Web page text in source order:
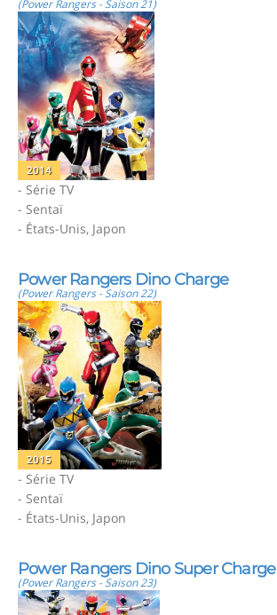
(Power Rangers - Saison 21)
2014
- Série TV
- Sentaï
- États-Unis, Japon
Power Rangers Dino Charge
(Power Rangers - Saison 22)
2015
- Série TV
- Sentaï
- États-Unis, Japon
Power Rangers Dino Super Charge
(Power Rangers - Saison 23)